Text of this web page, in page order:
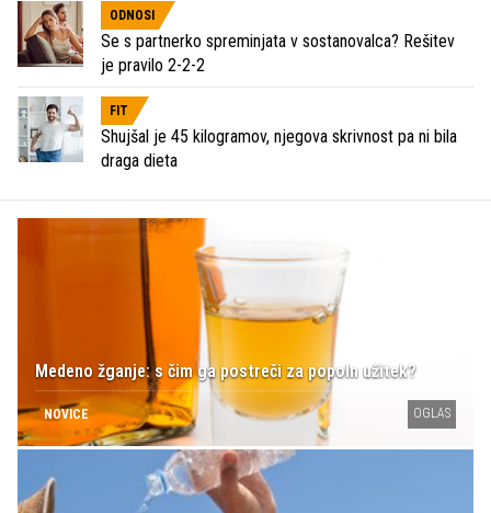
ODNOSI
Se s partnerko spreminjata v sostanovalca? Rešitev
je pravilo 2-2-2
FIT
Shujšal je 45 kilogramov, njegova skrivnost pa ni bila
draga dieta
Medeno žganje: s čim ga postreči za popoln užitek?
NOVICE OGLAS